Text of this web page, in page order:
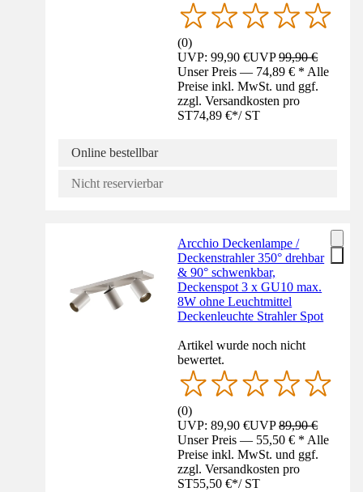
(0)
UVP: 99,90 €UVP99,90 €
Unser Preis — 74,89 € * Alle
Preise inkl. MwSt. und ggf.
zzgl. Versandkosten pro
ST74,89 €*/ ST
Online bestellbar
Nicht reservierbar
Arcchio Deckenlampe /
Deckenstrahler 350° drehbar
& 90° schwenkbar,
Deckenspot 3 x GU10 max.
8W ohne Leuchtmittel
Deckenleuchte Strahler Spot
Artikel wurde noch nicht
bewertet.
(0)
UVP: 89,90 €UVP89,90 €
Unser Preis — 55,50 € * Alle
Preise inkl. MwSt. und ggf.
zzgl. Versandkosten pro
ST55,50 €*/ ST